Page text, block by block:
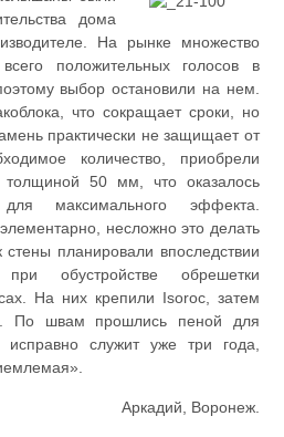
дома
На рынке множество
положительных голосов в
выбор остановили на нем.
что сокращает сроки, но
практически не защищает от
количество, приобрели
50 мм, что оказалось
максимального эффекта.
несложно это делать
стены планировали впоследствии
обустройстве обрешетки
На них крепили Isoroc, затем
По швам прошлись пеной для
исправно служит уже три года,
Аркадий, Воронеж.